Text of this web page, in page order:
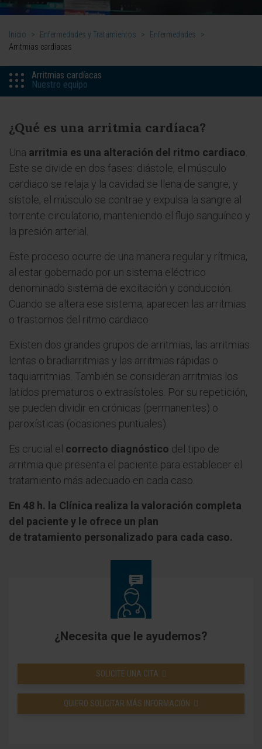
Inicio > Enfermedades y Tratamientos > Enfermedades
>
Arritmias cardíacas
Arritmias cardíacas
Nuestro equipo
¿Qué es una arritmia cardíaca?
Una arritmia es una alteración del ritmo cardiaco
Este se divide en dos fases: diástole, el músculo
cardiaco se relaja y la cavidad se llena de sangre, y
sístole, el músculo se contrae y expulsa la sangre al
torrente circulatorio, manteniendo el flujo sanguíneo y
la presión arterial.
Este proceso ocurre de una manera regular y rítmica,
al estar gobernado por un sistema eléctrico
denominado sistema de excitación y conducción.
Cuando se altera ese sistema, aparecen las arritmias
o trastornos del ritmo cardiaco.
Existen dos grandes grupos de arritmias, las arritmias
lentas o bradiarritmias y las arritmias rápidas o
taquiarritmias. También se consideran arritmias los
latidos prematuros o extrasístoles. Por su repetición,
se pueden dividir en crónicas (permanentes) o
paroxísticas (ocasiones puntuales).
Es crucial el correcto diagnóstico del tipo de
arritmia que presenta el paciente para establecer el
tratamiento más adecuado en cada caso.
En 48 h. la Clínica realiza la valoración completa
del paciente y le ofrece un plan
de tratamiento personalizado para cada caso.
¿Necesita que le ayudemos?
SOLICITE UNA CITA
QUIERO SOLICITAR MÁS INFORMACIÓN